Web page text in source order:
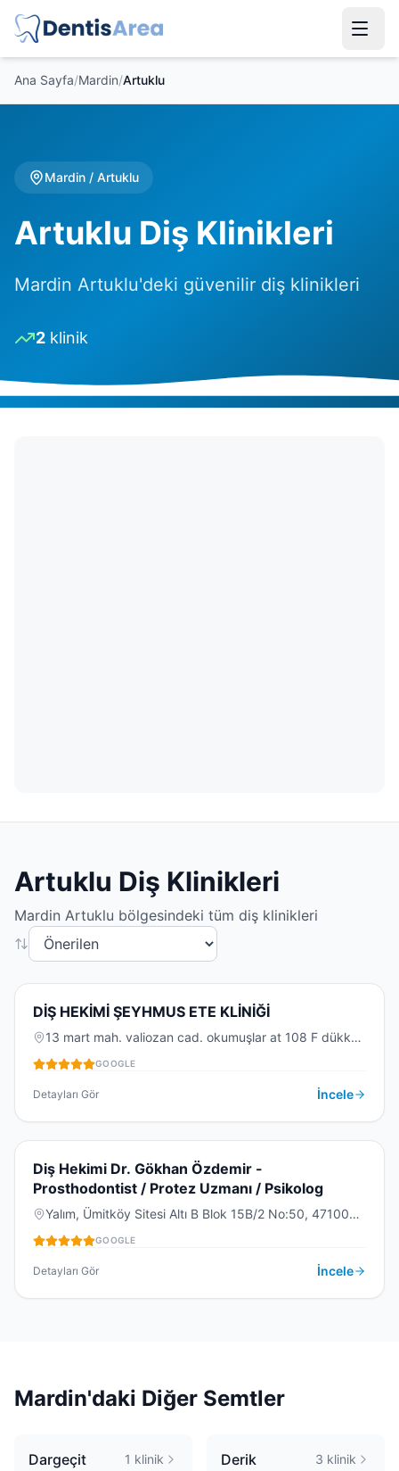
Ana Sayfa/Mardin/Artuklu
Mardin / Artuklu
Artuklu Diş Klinikleri
Mardin Artuklu'deki güvenilir diş klinikleri
2 klinik
Artuklu Diş Klinikleri
Mardin Artuklu bölgesindeki tüm diş klinikleri
D
DIŞ KLINIĞI
DİŞ HEKİMİ ŞEYHMUS ETE KLİNİĞİ
13 mart mah. valiozan cad. okumuşlar at 108 F dükkan
no55, 13 Mart, 47100 Artuklu/Mardin, Türkiye
GOOGLE
Detayları Gör İncele
D
DIŞ KLINIĞI
Diş Hekimi Dr. Gökhan Özdemir -
Prosthodontist / Protez Uzmanı / Psikolog
Yalım, Ümitköy Sitesi Altı B Blok 15B/2 No:50, 47100
Artuklu/Mardin, Türkiye
GOOGLE
Detayları Gör İncele
Mardin'daki Diğer Semtler
Dargeçit 1 klinik Derik 3 klinik